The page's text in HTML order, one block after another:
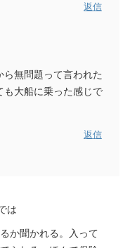
返信
無問題って言われた
も大船に乗った感じで
返信
は
か聞かれる。入って